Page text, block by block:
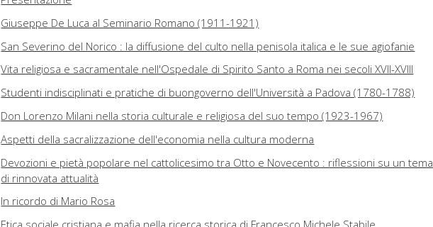
Giuseppe De Luca al Seminario Romano (1911-1921)
San Severino del Norico : la diffusione del culto nella penisola italica e le sue agiofanie
Vita religiosa e sacramentale nell'Ospedale di Spirito Santo a Roma nei secoli XVII-XVIII
Studenti indisciplinati e pratiche di buongoverno dell'Università a Padova (1780-1788)
Don Lorenzo Milani nella storia culturale e religiosa del suo tempo (1923-1967)
Aspetti della sacralizzazione dell'economia nella cultura moderna
Devozioni e pietà popolare nel cattolicesimo tra Otto e Novecento : riflessioni su un tema
di rinnovata attualità
In ricordo di Mario Rosa